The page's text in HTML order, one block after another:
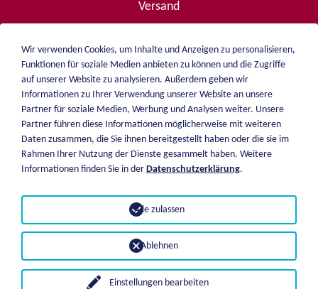
Versand
Beratung
von A - Z
weiblen.
+49 (0)7551 1607
Über mich
Katalog
Versand
Zahlungsarten
Impressum
Datenschutz
Wir verwenden Cookies, um Inhalte und Anzeigen zu personalisieren,
Funktionen für soziale Medien anbieten zu können und die Zugriffe
auf unserer Website zu analysieren. Außerdem geben wir
Informationen zu Ihrer Verwendung unserer Website an unsere
Partner für soziale Medien, Werbung und Analysen weiter. Unsere
Partner führen diese Informationen möglicherweise mit weiteren
Daten zusammen, die Sie ihnen bereitgestellt haben oder die sie im
Rahmen Ihrer Nutzung der Dienste gesammelt haben. Weitere
Informationen finden Sie in der Datenschutzerklärung.
Einstellungen bearbeiten
Ablehnen
Alle zulassen